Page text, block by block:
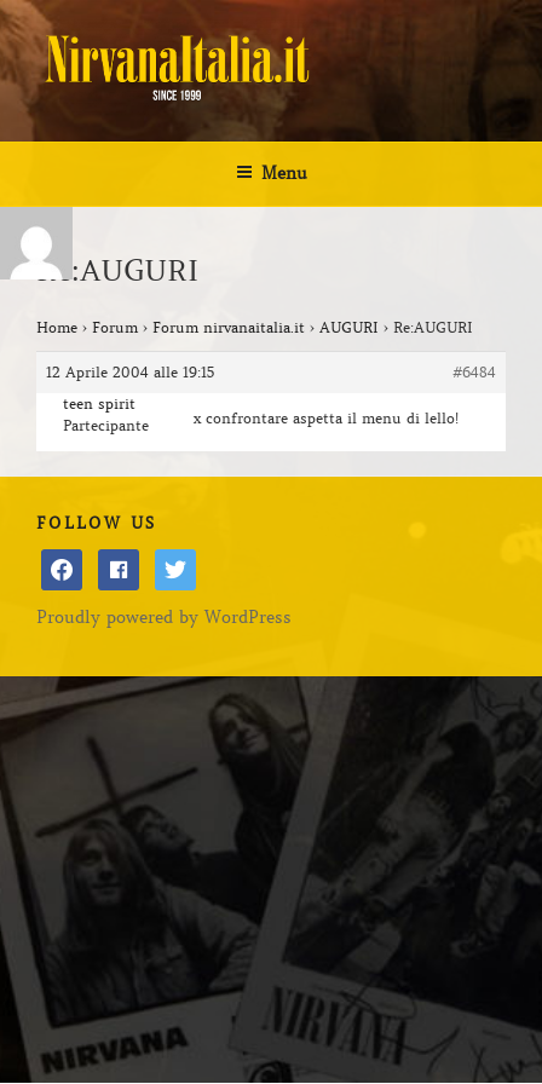
Salta
al
contenuto
NIRVANA ITALIA
Menu
Re:AUGURI
Home › Forum › Forum nirvanaitalia.it › AUGURI › Re:AUGURI
12 Aprile 2004 alle 19:15
#6484
teen spirit
Partecipante
x confrontare aspetta il menu di lello!
FOLLOW US
facebookfacebooktwitter
Proudly powered by WordPress